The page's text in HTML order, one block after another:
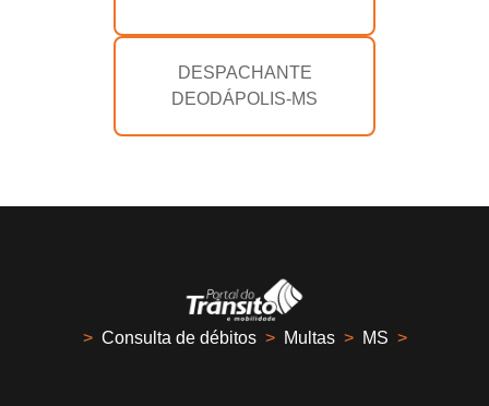
DESPACHANTE
DEODÁPOLIS-MS
> Consulta de débitos > Multas > MS >